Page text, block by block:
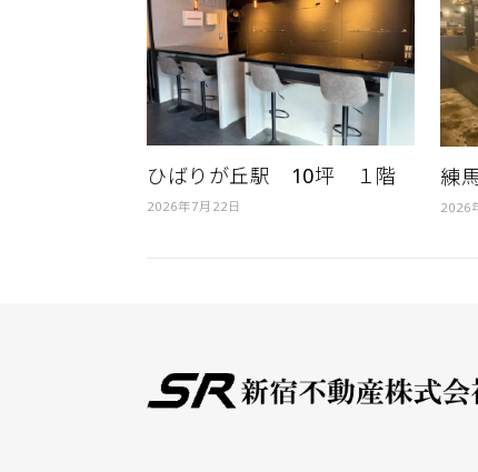
ひばりが丘駅 10坪 １階
2026年7月22日
練
2026